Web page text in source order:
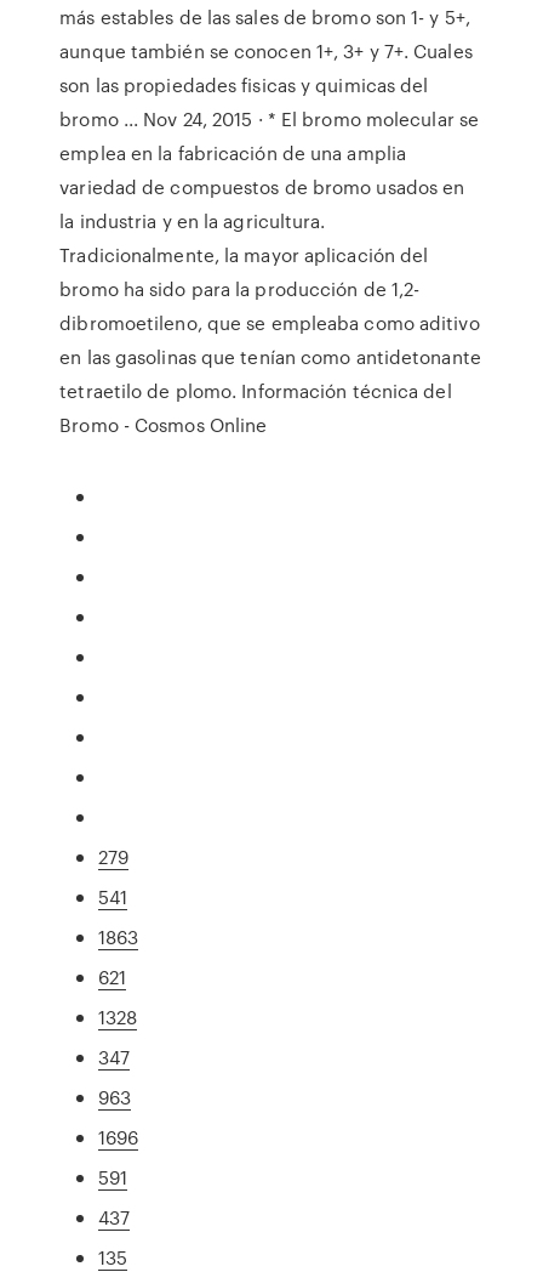
más estables de las sales de bromo son 1- y 5+,
aunque también se conocen 1+, 3+ y 7+. Cuales
son las propiedades fisicas y quimicas del
bromo ... Nov 24, 2015 · * El bromo molecular se
emplea en la fabricación de una amplia
variedad de compuestos de bromo usados en
la industria y en la agricultura.
Tradicionalmente, la mayor aplicación del
bromo ha sido para la producción de 1,2-
dibromoetileno, que se empleaba como aditivo
en las gasolinas que tenían como antidetonante
tetraetilo de plomo. Información técnica del
Bromo - Cosmos Online
279
541
1863
621
1328
347
963
1696
591
437
135